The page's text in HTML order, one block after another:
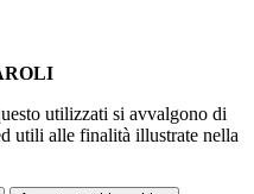
utilizzati si avvalgono di
utili alle finalità illustrate nella